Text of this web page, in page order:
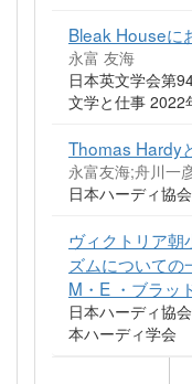
Bleak Houseに
永富 友海
日本英文学会第
文学と仕事 2022
Thomas Hardy
永富友海;舟川一
日本ハーディ協
ヴィクトリア朝
ズムについて
M・E ・ブラッ
日本ハーディ協
本ハーディ学会